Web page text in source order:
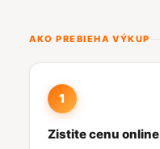
AKO PREBIEHA VÝKUP
1
Zistite cenu online